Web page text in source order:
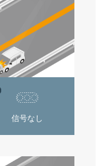
信号なし